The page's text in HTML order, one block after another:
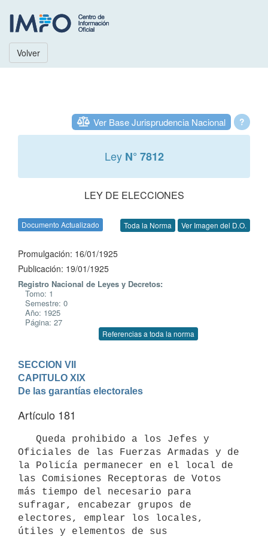
Volver
?
Ver Base Jurisprudencia Nacional
Ley N° 7812
LEY DE ELECCIONES
Documento Actualizado Toda la Norma Ver Imagen del D.O.
Promulgación: 16/01/1925
Publicación: 19/01/1925
Registro Nacional de Leyes y Decretos:
Tomo: 1
Semestre: 0
Año: 1925
Página: 27
Referencias a toda la norma
SECCION VII
CAPITULO XIX
De las garantías electorales
Artículo 181
Oficiales de las Fuerzas Armadas y de
la Policía permanecer en el local de
las Comisiones Receptoras de Votos
más tiempo del necesario para
sufragar, encabezar grupos de
electores, emplear los locales,
útiles y elementos de sus